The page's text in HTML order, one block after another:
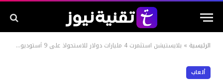
الرئيسية » بلايستيشن استثمرت 4 مليارات دولار للاستحواذ على 9 أستوديوهات و11.5 أخرى لصفقات جديدة
ألعاب